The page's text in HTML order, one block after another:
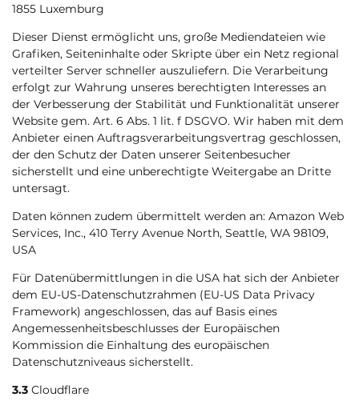
1855 Luxemburg
Dieser Dienst ermöglicht uns, große Mediendateien wie
Grafiken, Seiteninhalte oder Skripte über ein Netz regional
verteilter Server schneller auszuliefern. Die Verarbeitung
erfolgt zur Wahrung unseres berechtigten Interesses an
der Verbesserung der Stabilität und Funktionalität unserer
Website gem. Art. 6 Abs. 1 lit. f DSGVO. Wir haben mit dem
Anbieter einen Auftragsverarbeitungsvertrag geschlossen,
der den Schutz der Daten unserer Seitenbesucher
sicherstellt und eine unberechtigte Weitergabe an Dritte
untersagt.
Daten können zudem übermittelt werden an: Amazon Web
Services, Inc., 410 Terry Avenue North, Seattle, WA 98109,
USA
Für Datenübermittlungen in die USA hat sich der Anbieter
dem EU-US-Datenschutzrahmen (EU-US Data Privacy
Framework) angeschlossen, das auf Basis eines
Angemessenheitsbeschlusses der Europäischen
Kommission die Einhaltung des europäischen
Datenschutzniveaus sicherstellt.
3.3 Cloudflare